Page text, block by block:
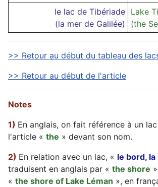
le lac de Tibériade
(la mer de Galilée)
Lake
(the
>> Retour au début du tableau des
>> Retour au début de l'article
Notes
1) En anglais, on fait référence à un
l'article « the » devant son nom.
2) En relation avec un lac, « le bord, la
traduisent en anglais par « the shore
« the shore of Lake Léman », en